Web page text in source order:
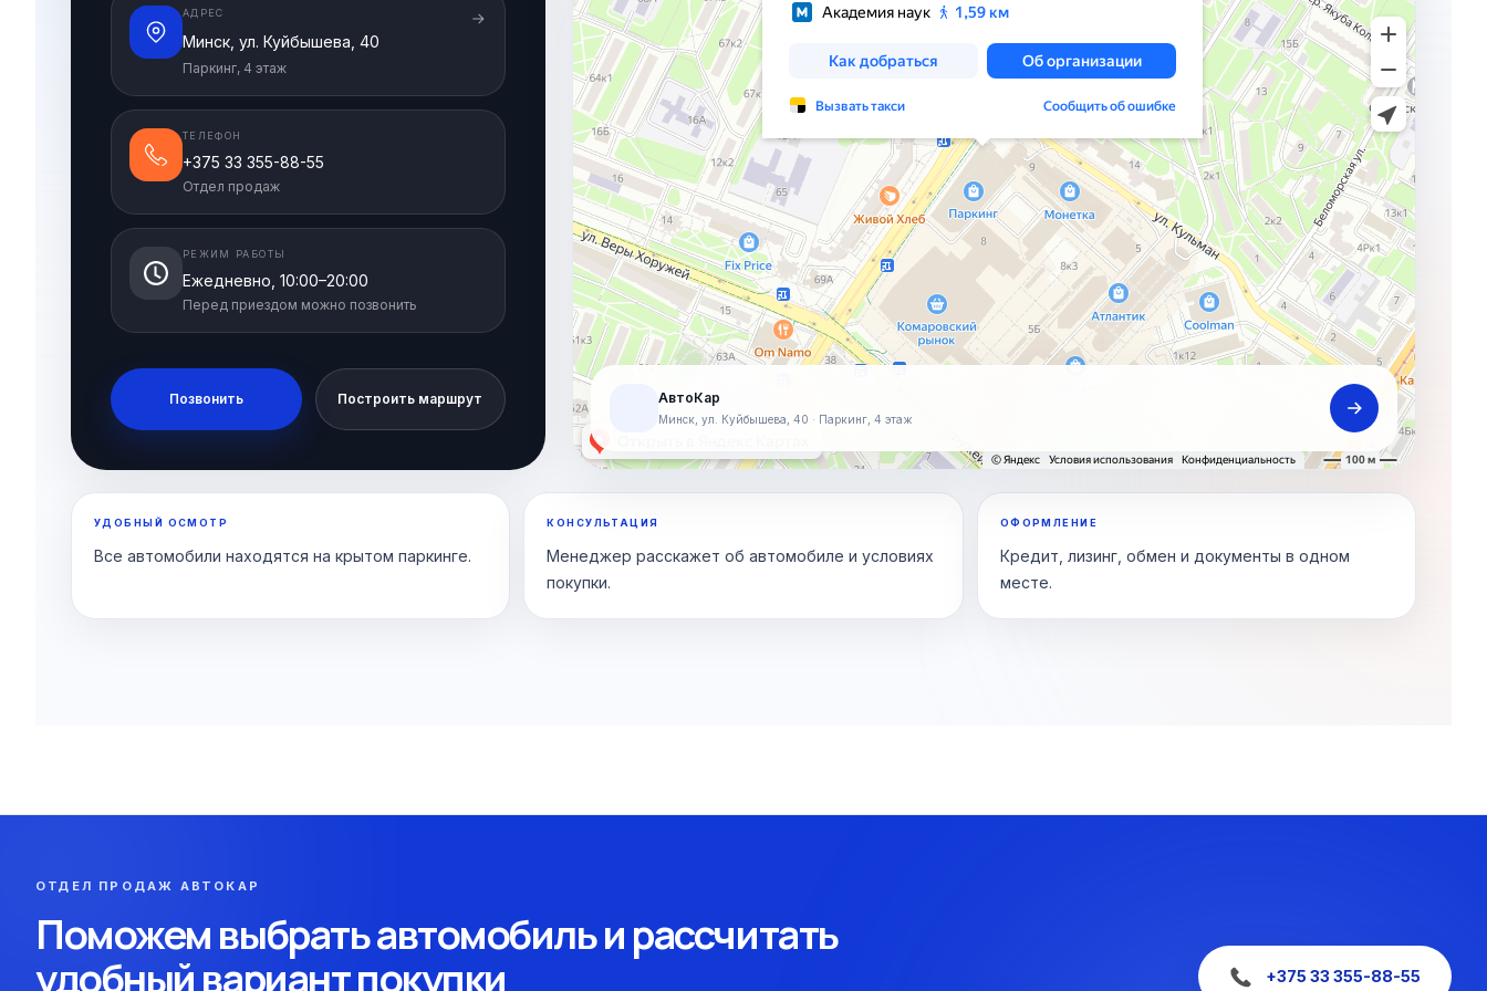
АДРЕС
Минск, ул. Куйбышева, 40
Паркинг, 4 этаж
ТЕЛЕФОН
+375 33 355-88-55
Отдел продаж
РЕЖИМ РАБОТЫ
Ежедневно, 10:00–20:00
Перед приездом можно позвонить
Позвонить Построить маршрут АвтоКар
Минск, ул. Куйбышева, 40 · Паркинг, 4 этаж
УДОБНЫЙ ОСМОТР
Все автомобили находятся на крытом паркинге.
КОНСУЛЬТАЦИЯ
Менеджер расскажет об автомобиле и условиях
покупки.
ОФОРМЛЕНИЕ
Кредит, лизинг, обмен и документы в одном
месте.
ОТДЕЛ ПРОДАЖ АВТОКАР
Поможем выбрать автомобиль и рассчитать
удобный вариант покупки
+375 33 355-88-55